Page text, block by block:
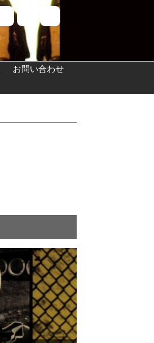
お問い合わせ